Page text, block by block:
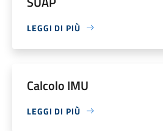
LEGGI DI PIÙ
Calcolo IMU
LEGGI DI PIÙ